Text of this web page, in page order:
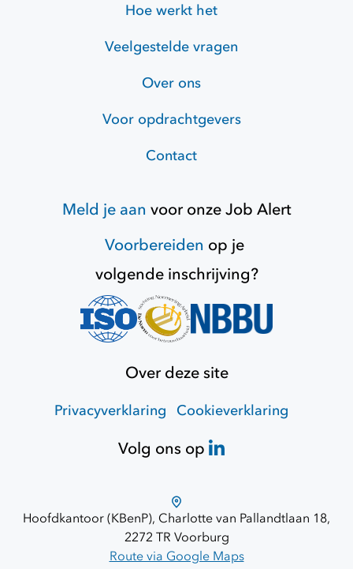
Hoe werkt het
Veelgestelde vragen
Over ons
Voor opdrachtgevers
Contact
Meld je aan voor onzeJob Alert
Voorbereiden op je
volgende inschrijving?
Over deze site
Privacyverklaring Cookieverklaring
Volg ons op
Hoofdkantoor (KBenP), Charlotte van Pallandtlaan 18,
2272 TR Voorburg
Route via Google Maps